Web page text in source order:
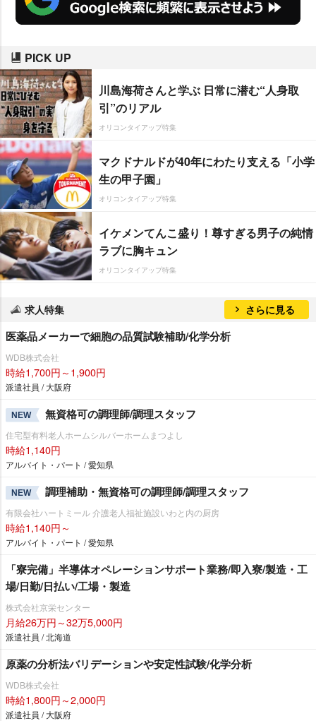
PICK UP
川島海荷さんと学ぶ 日常に潜む“人身取
引”のリアル
オリコンタイアップ特集
マクドナルドが40年にわたり支える「小学
生の甲子園」
オリコンタイアップ特集
イケメンてんこ盛り！尊すぎる男子の純情
ラブに胸キュン
オリコンタイアップ特集
求人特集 さらに見る
医薬品メーカーで細胞の品質試験補助/化学分析
WDB株式会社
時給1,700円～1,900円
派遣社員 / 大阪府
NEW 無資格可の調理師/調理スタッフ
住宅型有料老人ホームシルバーホームまつよし
時給1,140円
アルバイト・パート / 愛知県
NEW 調理補助・無資格可の調理師/調理スタッフ
有限会社ハートミール 介護老人福祉施設いわと内の厨房
時給1,140円～
アルバイト・パート / 愛知県
「寮完備」半導体オペレーションサポート業務/即入寮/製造・工
場/日勤/日払い/工場・製造
株式会社京栄センター
月給26万円～32万5,000円
派遣社員 / 北海道
原薬の分析法バリデーションや安定性試験/化学分析
WDB株式会社
時給1,800円～2,000円
派遣社員 / 大阪府